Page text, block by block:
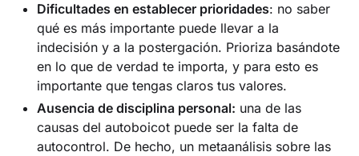
Dificultades en establecer prioridades: no saber
qué es más importante puede llevar a la
indecisión y a la postergación. Prioriza basándote
en lo que de verdad te importa, y para esto es
importante que tengas claros tus valores.
Ausencia de disciplina personal: una de las
causas del autoboicot puede ser la falta de
autocontrol. De hecho, un metaanálisis sobre las